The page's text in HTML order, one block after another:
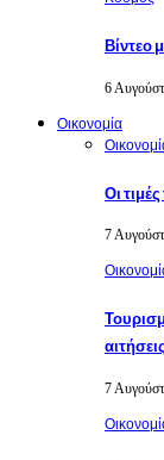
Βίντεο
6
Οικονομία
Οι
7
αιτήσεις
7